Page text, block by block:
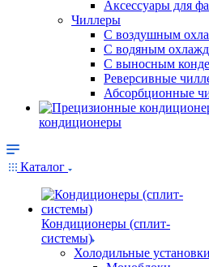
Аксессуары для
Чиллеры
С воздушным
С водяным
С выносным
Реверсивные
Абсорбционные
кондиционеры
Каталог
Кондиционеры (сплит-
системы)
Холодильные установки